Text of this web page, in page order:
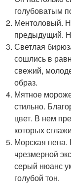
голубоватым
Ментоловый.
предыдущий.
Светлая
сошлись в
свежий,
образ.
Мятное
стильно.
цвет. В нем
которых
Морская пена.
чрезмерной
серый нюанс
голубой тон.